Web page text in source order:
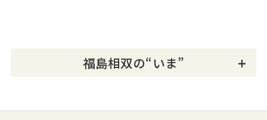
福島相双の“いま”